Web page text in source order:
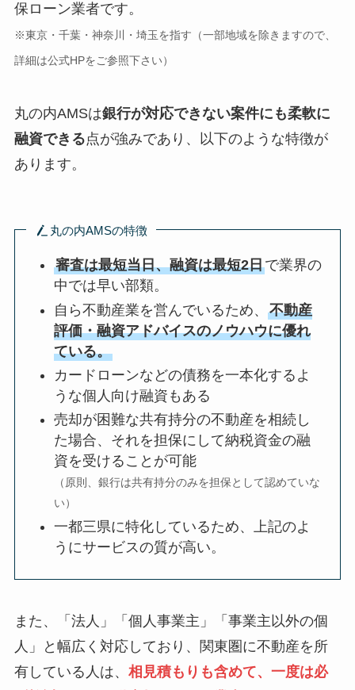
保ローン業者です。
※東京・千葉・神奈川・埼玉を指す（一部地域を除きますので、
詳細は公式HPをご参照下さい）
丸の内AMSは銀行が対応できない案件にも柔軟に
融資できる点が強みであり、以下のような特徴が
あります。
丸の内AMSの特徴
審査は最短当日、融資は最短2日で業界の
中では早い部類。
自ら不動産業を営んでいるため、不動産
評価・融資アドバイスのノウハウに優れ
ている。
カードローンなどの債務を一本化するよ
うな個人向け融資もある
売却が困難な共有持分の不動産を相続し
た場合、それを担保にして納税資金の融
資を受けることが可能
（原則、銀行は共有持分のみを担保として認めていな
い）
一都三県に特化しているため、上記のよ
うにサービスの質が高い。
また、「法人」「個人事業主」「事業主以外の個
人」と幅広く対応しており、関東圏に不動産を所
有している人は、 相見積もりも含めて、一度は必